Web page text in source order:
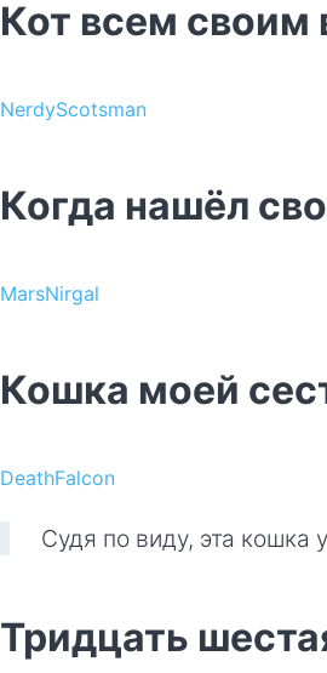
Кот всем своим
NerdyScotsman
Когда нашёл
MarsNirgal
Кошка моей
DeathFalcon
Судя по виду, эта кошка
Тридцать